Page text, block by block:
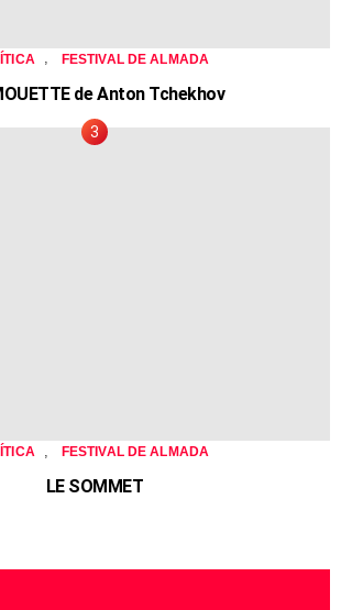
, FESTIVAL DE ALMADA
de Anton Tchekhov
FESTIVAL DE ALMADA
LE SOMMET